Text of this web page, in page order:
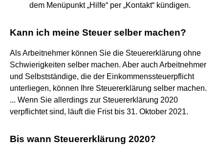
dem Menüpunkt „Hilfe“ per „Kontakt“ kündigen.
Kann ich meine Steuer selber machen?
Als Arbeitnehmer können Sie die Steuererklärung ohne
Schwierigkeiten selber machen. Aber auch Arbeitnehmer
und Selbstständige, die der Einkommenssteuerpflicht
unterliegen, können Ihre Steuererklärung selber machen.
... Wenn Sie allerdings zur Steuererklärung 2020
verpflichtet sind, läuft die Frist bis 31. Oktober 2021.
Bis wann Steuererklärung 2020?